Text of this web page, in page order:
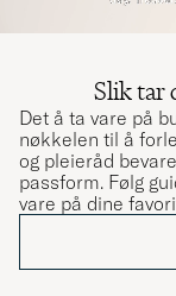
Slik tar
Det å ta vare på
nøkkelen til å
og pleieråd
passform. Følg
vare på dine